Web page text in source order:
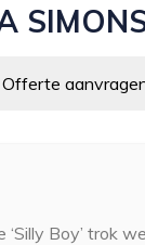
Offerte
‘Silly Boy’ trok